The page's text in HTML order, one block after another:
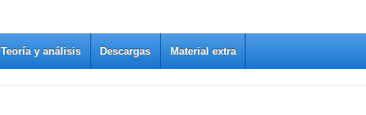
Teoría y análisis Descargas Material extra